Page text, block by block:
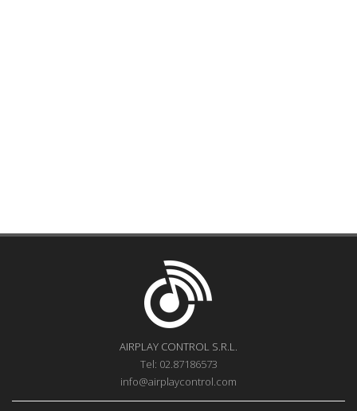
AIRPLAY CONTROL S.R.L.
Tel: 02.87186573
info@airplaycontrol.com